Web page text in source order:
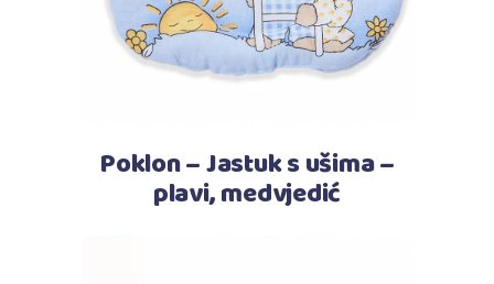
Poklon – Jastuk s ušima –
plavi, medvjedić